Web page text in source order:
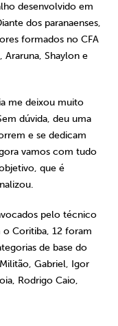
desenvolvido em
dos paranaenses,
formados no CFA
Araruna, Shaylon e
me deixou muito
dúvida, deu uma
e se dedicam
vamos com tudo
que é
pelo técnico
Coritiba, 12 foram
de base do
Gabriel, Igor
Rodrigo Caio,